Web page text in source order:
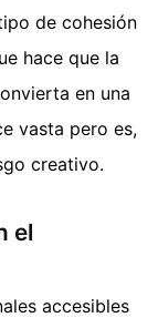
de cohesión
hace que la
en una
vasta pero es,
creativo.
el
accesibles